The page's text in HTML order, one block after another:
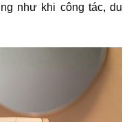
như khi công tác, du